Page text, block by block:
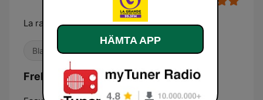
La radio del Pum Pum
Blandat Latino
Frekvenser La Grande:
HÄMTA APP